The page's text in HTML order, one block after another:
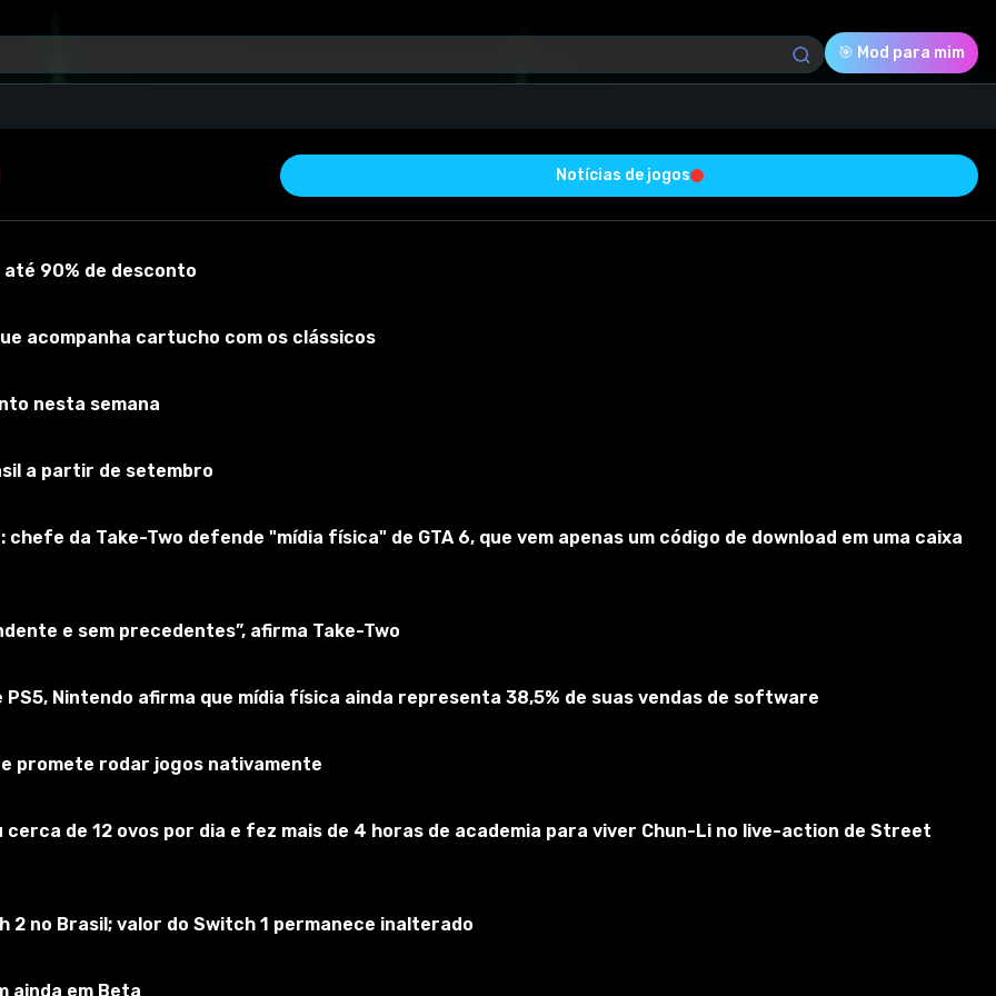
🎯 Mod para mim
Versão do mod:1,0
Download (5.21 Mb)
Notícias de jogos
até 90% de desconto
acompanha cartucho com os clássicos
nesta semana
a partir de setembro
da Take-Two defende "mídia física" de GTA 6, que vem apenas um código de download em uma caixa
e sem precedentes”, afirma Take-Two
Nintendo afirma que mídia física ainda representa 38,5% de suas vendas de software
e promete rodar jogos nativamente
cerca de 12 ovos por dia e fez mais de 4 horas de academia para viver Chun-Li no live-action de Street
no Brasil; valor do Switch 1 permanece inalterado
ainda em Beta